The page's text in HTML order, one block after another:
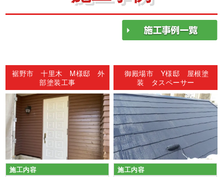
ゲ
ン
裾野市 十里木 M様邸 外
部塗装工事
施工内容
御殿場市 Y様邸 屋根塗
装 タスペーサー
施工内容